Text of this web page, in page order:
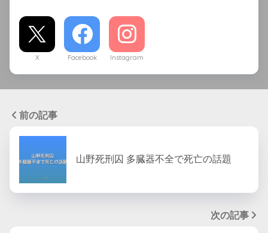
X Facebook Instagram
前の記事
山野死刑囚 多臓器不全で死亡の話題
次の記事